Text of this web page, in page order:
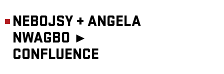
NEBOJSY + ANGELA
NWAGBO ►
CONFLUENCE